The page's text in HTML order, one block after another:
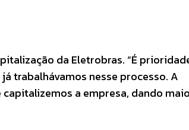
da Eletrobras. “É
trabalhávamos nesse processo. A
a empresa, dando